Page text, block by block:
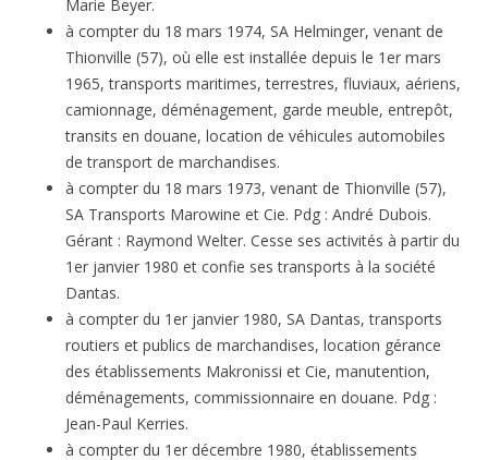
Marie Beyer.
à compter du 18 mars 1974, SA Helminger, venant de
Thionville (57), où elle est installée depuis le 1er mars
1965, transports maritimes, terrestres, fluviaux, aériens,
camionnage, déménagement, garde meuble, entrepôt,
transits en douane, location de véhicules automobiles
de transport de marchandises.
à compter du 18 mars 1973, venant de Thionville (57),
SA Transports Marowine et Cie. Pdg : André Dubois.
Gérant : Raymond Welter. Cesse ses activités à partir du
1er janvier 1980 et confie ses transports à la société
Dantas.
à compter du 1er janvier 1980, SA Dantas, transports
routiers et publics de marchandises, location gérance
des établissements Makronissi et Cie, manutention,
déménagements, commissionnaire en douane. Pdg :
Jean-Paul Kerries.
à compter du 1er décembre 1980, établissements